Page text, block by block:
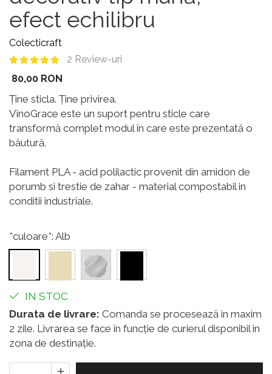
efect echilibru
Colecticraft
2 Review-uri
80,00 RON
Ține sticla. Ține privirea.
VinoGrace este un suport pentru sticle care
transformă complet modul în care este prezentată o
băutură.
Filament PLA - acid polilactic provenit din amidon de
porumb si trestie de zahar - material compostabil in
conditii industriale.
*culoare*: Alb
IN STOC
Durata de livrare: Comanda se procesează in maxim
2 zile. Livrarea se face în funcție de curierul disponibil in
zona de destinație.